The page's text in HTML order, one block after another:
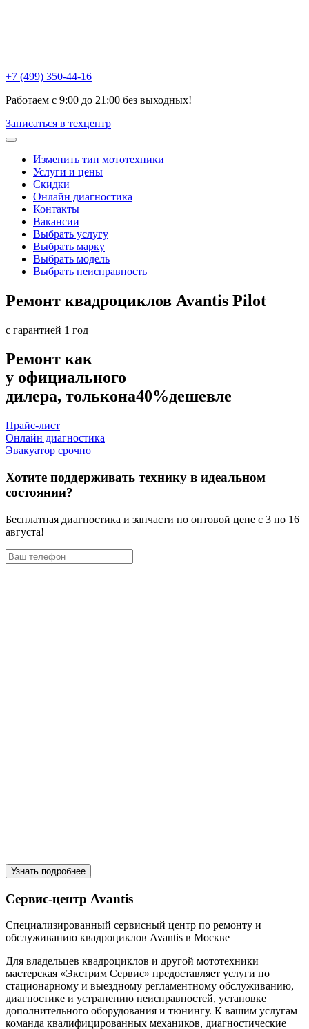
+7 (499) 350-44-16
Работаем с 9:00 до 21:00 без выходных!
Записаться в техцентр
Изменить тип мототехники
Услуги и цены
Скидки
Онлайн диагностика
Контакты
Вакансии
Выбрать услугу
Выбрать марку
Выбрать модель
Выбрать неисправность
Ремонт квадроциклов Avantis Pilot
с гарантией 1 год
Ремонт как
у официального
дилера, толькона40%дешевле
Прайс-лист
Онлайн диагностика
Эвакуатор срочно
Хотите поддерживать технику в идеальном
состоянии?
Бесплатная диагностика и запчасти по оптовой цене с 3 по 16
августа!
Узнать подробнее
Сервис-центр Avantis
Специализированный сервисный центр по ремонту и
обслуживанию квадроциклов Avantis в Москве
Для владельцев квадроциклов и другой мототехники
мастерская «Экстрим Сервис» предоставляет услуги по
стационарному и выездному регламентному обслуживанию,
диагностике и устранению неисправностей, установке
дополнительного оборудования и тюнингу. К вашим услугам
команда квалифицированных механиков, диагностические